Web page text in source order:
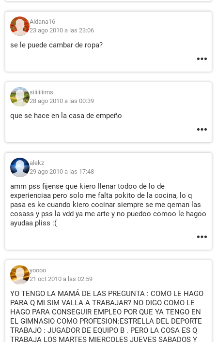
Aldana16
23 ago 2010 a las 23:06
se le puede cambar de ropa?
siiiiiiiims
28 ago 2010 a las 00:39
que se hace en la casa de empeño
alekz
29 ago 2010 a las 17:48
amm pss fijense que kiero llenar todoo de lo de
experienciaa pero solo me falta pokito de la cocina, lo q
pasa es ke cuando kiero cocinar siempre se me qeman las
cosass y pss la vdd ya me arte y no puedoo comoo le hagoo
ayudaa pliss :(
yoooo
21 oct 2010 a las 02:59
YO TENGO LA MAMÁ DE LAS PREGUNTA : COMO LE HAGO
PARA Q MI SIM VALLA A TRABAJAR? NO DIGO COMO LE
HAGO PARA CONSEGUIR EMPLEO POR QUE YA TENGO EN
EL GIMNASIO COMO PROFESION:ESTRELLA DEL DEPORTE
TRABAJO : JUGADOR DE EQUIPO B . PERO LA COSA ES Q
TRABAJA LOS MARTES MIERCOLES JUEVES SABADOS Y